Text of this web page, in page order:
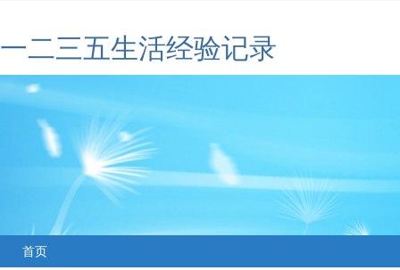
一二三五生活经验记录
首页